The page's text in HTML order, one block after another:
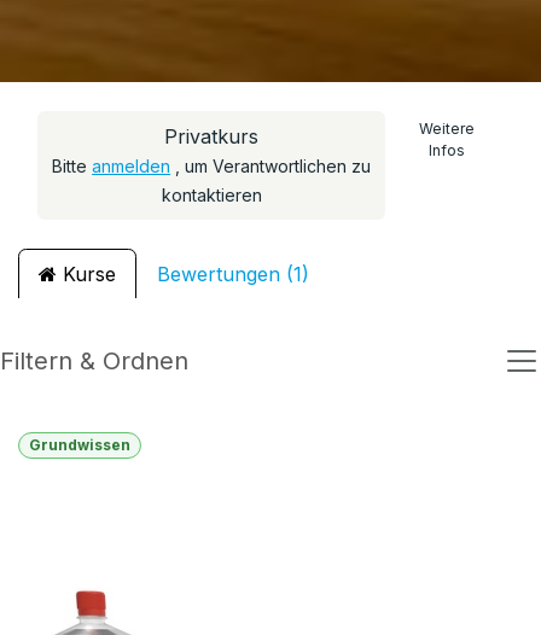
Privatkurs
Bitteanmelden , um Verantwortlichen zu
kontaktieren
Weitere
Infos
Kurse Bewertungen (1)
Filtern & Ordnen
Grundwissen